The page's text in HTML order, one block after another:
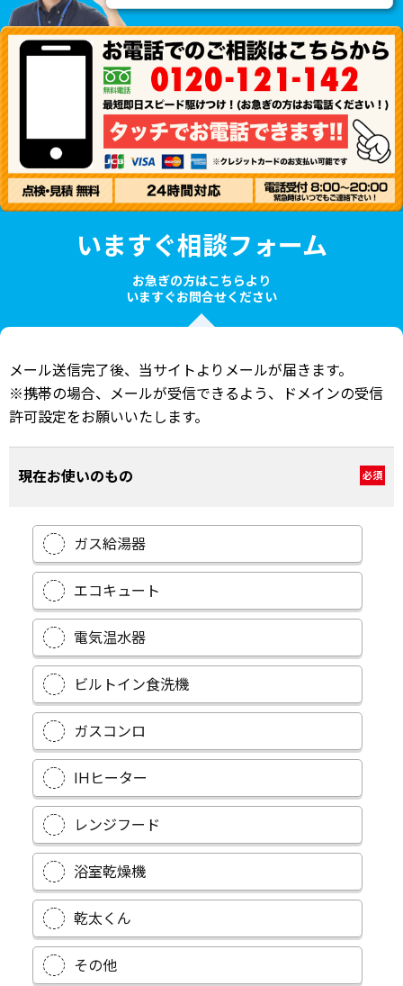
いますぐ相談フォーム
お急ぎの方はこちらより
いますぐお問合せください
メール送信完了後、当サイトよりメールが届きます。
※携帯の場合、メールが受信できるよう、ドメインの受信
許可設定をお願いいたします。
現在お使いのもの 必須
ガス給湯器
エコキュート
電気温水器
ビルトイン食洗機
ガスコンロ
IHヒーター
レンジフード
浴室乾燥機
乾太くん
その他